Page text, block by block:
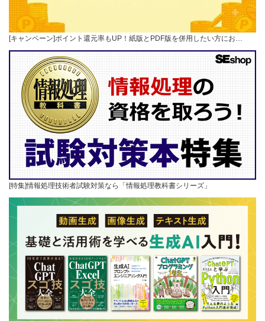
[キャンペーン]ポイント還元率もUP！紙版とPDF版を併用したい方にお…
[特集]情報処理技術者試験対策なら「情報処理教科書シリーズ」